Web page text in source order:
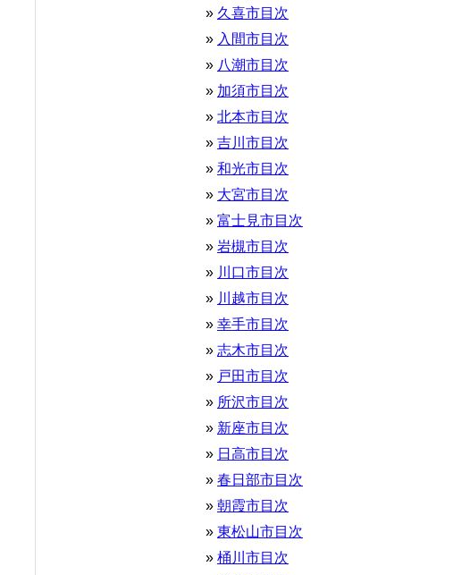
久喜市目次
入間市目次
八潮市目次
加須市目次
北本市目次
吉川市目次
和光市目次
大宮市目次
富士見市目次
岩槻市目次
川口市目次
川越市目次
幸手市目次
志木市目次
戸田市目次
所沢市目次
新座市目次
日高市目次
春日部市目次
朝霞市目次
東松山市目次
桶川市目次